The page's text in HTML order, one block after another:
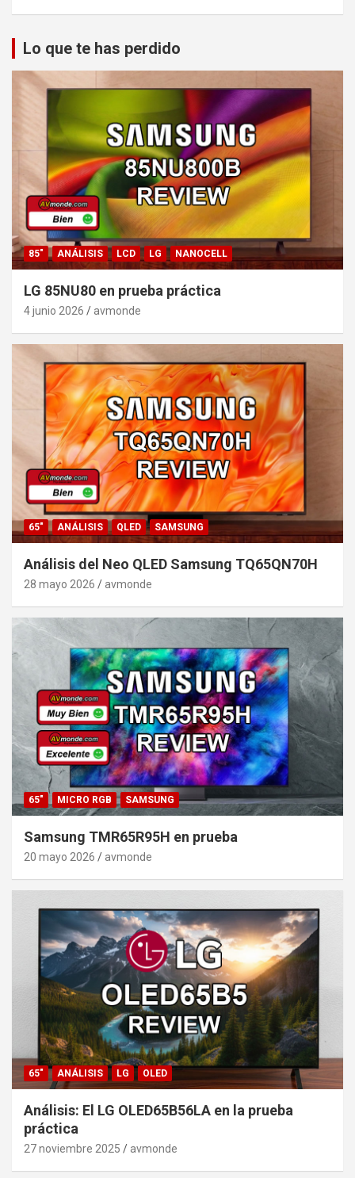
Lo que te has perdido
85" ANÁLISIS LCD LG NANOCELL
LG 85NU80 en prueba práctica
4 junio 2026 avmonde
65" ANÁLISIS QLED SAMSUNG
Análisis del Neo QLED Samsung TQ65QN70H
28 mayo 2026 avmonde
65" MICRO RGB SAMSUNG
Samsung TMR65R95H en prueba
20 mayo 2026 avmonde
65" ANÁLISIS LG OLED
Análisis: El LG OLED65B56LA en la prueba
práctica
27 noviembre 2025 avmonde